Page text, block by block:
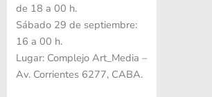
de 18 a 00 h.
Sábado 29 de septiembre:
16 a 00 h.
Lugar: Complejo Art_Media –
Av. Corrientes 6277, CABA.